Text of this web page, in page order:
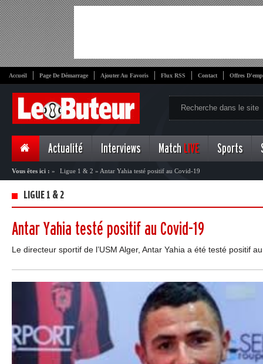
Accueil Page De Démarrage Ajouter Au Favoris Flux RSS Contact Offres
Actualité Interviews Match LIVE Sports
Vous êtes ici : » Ligue 1 & 2 » Antar Yahia testé positif au Covid-19
LIGUE 1 & 2
Antar Yahia testé positif au Covid-19
Le directeur sportif de l’USM Alger, Antar Yahia a été testé positif